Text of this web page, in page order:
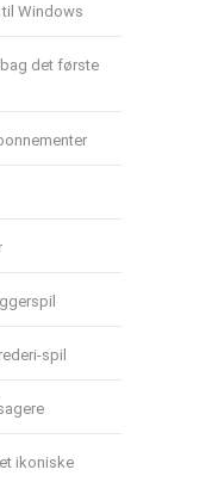
til Windows
det første
spil
ikoniske